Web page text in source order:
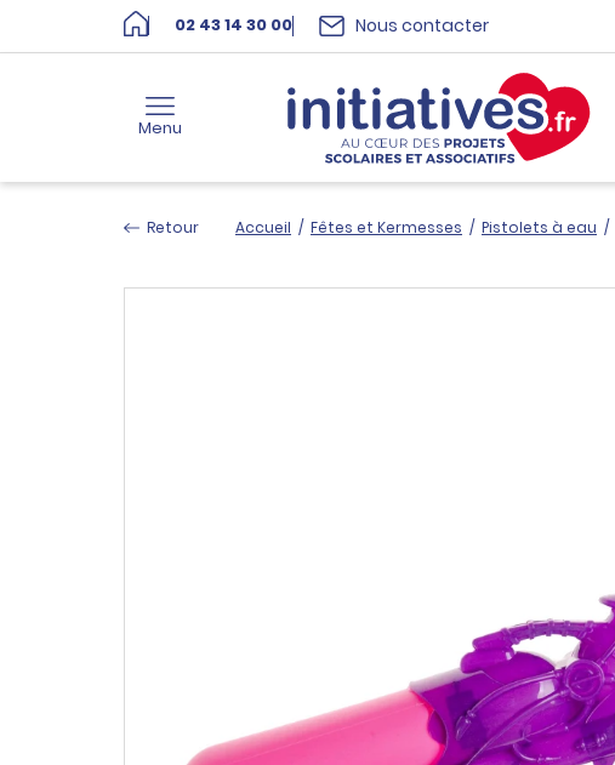
02 43 14 30 00 Nous contacter
Menu
Retour Accueil / Fêtes et Kermesses / Pistolets à eau /